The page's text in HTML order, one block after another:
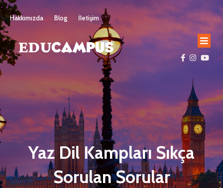
Hakkımızda Blog İletişim
Yaz Dil Kampları Sıkça
Sorulan Sorular